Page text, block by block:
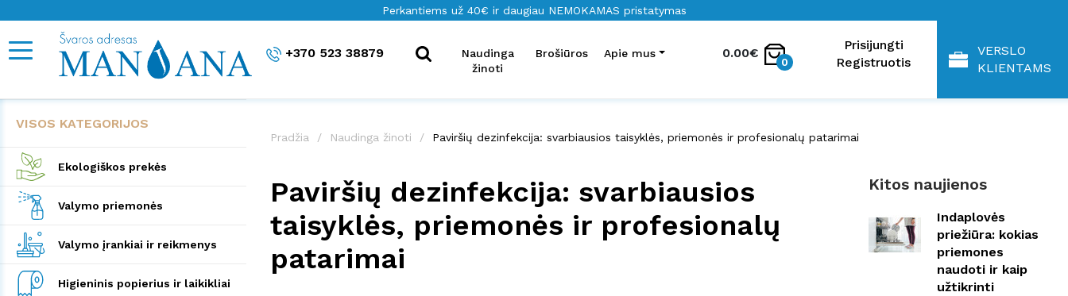
Perkantiems už 40€ ir daugiau NEMOKAMAS pristatymas
+370 523 38879
Naudinga
žinoti
Brošiūros Apie mus 0.00€
0
Prisijungti
Registruotis
VERSLO
KLIENTAMS
VISOS KATEGORIJOS
Ekologiškos prekės
Valymo priemonės
Valymo įrankiai ir reikmenys
Higieninis popierius ir laikikliai
Pradžia Naudinga žinoti Paviršių dezinfekcija: svarbiausios taisyklės, priemonės ir profesionalų patarimai
Kitos naujienos
Indaplovės
priežiūra: kokias
priemones
naudoti ir kaip
užtikrinti
Paviršių dezinfekcija: svarbiausios
taisyklės, priemonės ir profesionalų
patarimai